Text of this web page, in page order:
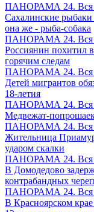
ПАНОРАМА 24. Вся
Сахалинские
она же - рыба-собака
ПАНОРАМА 24. Вся
Россиянин похитил
горячим следам
ПАНОРАМА 24. Вся
Детей мигрантов
18-летия
ПАНОРАМА 24. Вся
Медвежат-
ПАНОРАМА 24. Вся
Жительница
ударом скалки
ПАНОРАМА 24. Вся
В Домодедово
контрабандных
ПАНОРАМА 24. Вся
В Красноярском